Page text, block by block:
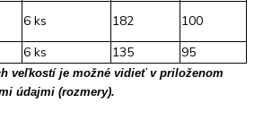
6 ks 182
100
6 ks 135 95
veľkostí je možné vidieť v priloženom
údajmi (rozmery).